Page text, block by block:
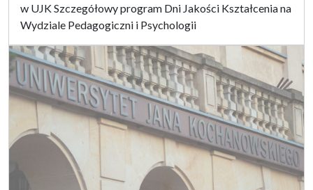
w UJK Szczegółowy program Dni Jakości Kształcenia na
Wydziale Pedagogiczni i Psychologii